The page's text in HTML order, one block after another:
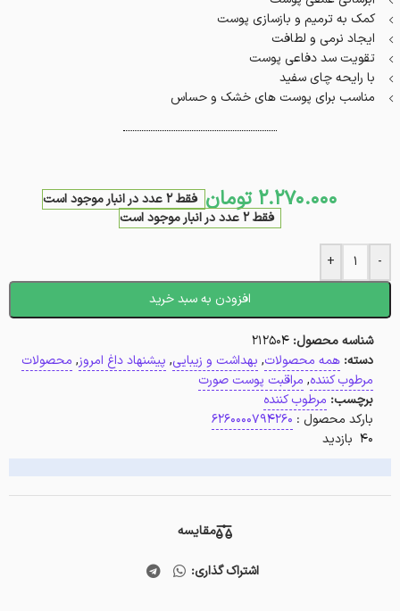
کمک به ترمیم و بازسازی پوست
ایجاد نرمی و لطافت
تقویت سد دفاعی پوست
با رایحه چای سفید
مناسب برای پوست های خشک و حساس
2.270.000 تومان فقط 2 عدد در انبار موجود است
فقط 2 عدد در انبار موجود است
-
+
افزودن به سبد خرید
شناسه محصول: 212504
دسته: همه محصولات, بهداشت و زیبایی, پیشنهاد داغ امروز, محصولات
مرطوب کننده, مراقبت پوست صورت
برچسب: مرطوب کننده
بارکد محصول : 6260000794260
40 بازدید
مقایسه
اشتراک گذاری: